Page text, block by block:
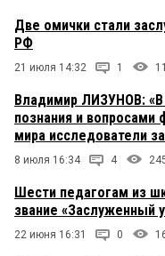
Две омички стали
РФ
21 июля 14:32 1
Владимир ЛИЗУНОВ:
познания и вопросами
мира исследователи
8 июля 16:34 4
Шести педагогам из
звание «Заслуженный
22 июня 16:31 0